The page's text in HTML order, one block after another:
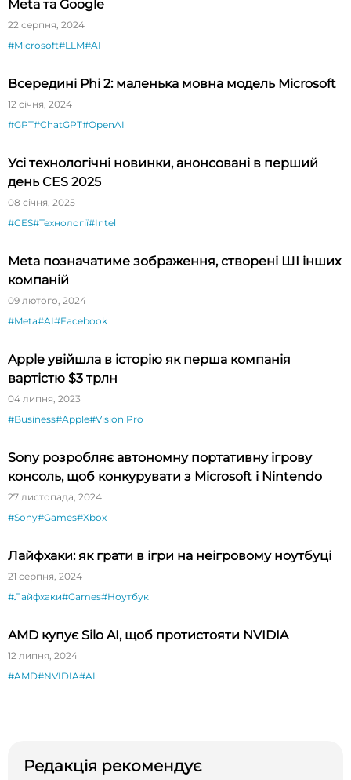
Meta та Google
22 серпня, 2024
#Microsoft#LLM#AI
Всередині Phi 2: маленька мовна модель Microsoft
12 січня, 2024
#GPT#ChatGPT#OpenAI
Усі технологічні новинки, анонсовані в перший
день CES 2025
08 січня, 2025
#CES#Технології#Intel
Meta позначатиме зображення, створені ШІ інших
компаній
09 лютого, 2024
#Meta#AI#Facebook
Apple увійшла в історію як перша компанія
вартістю $3 трлн
04 липня, 2023
#Business#Apple#Vision Pro
Sony розробляє автономну портативну ігрову
консоль, щоб конкурувати з Microsoft і Nintendo
27 листопада, 2024
#Sony#Games#Xbox
Лайфхаки: як грати в ігри на неігровому ноутбуці
21 серпня, 2024
#Лайфхаки#Games#Ноутбук
AMD купує Silo AI, щоб протистояти NVIDIA
12 липня, 2024
#AMD#NVIDIA#AI
Редакція рекомендує